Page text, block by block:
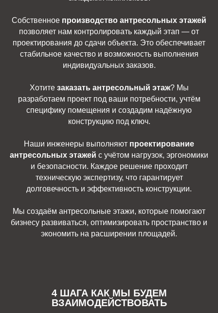
Собственное производство антресольных этажей
позволяет нам контролировать каждый этап — от
проектирования до сдачи объекта. Это обеспечивает
стабильное качество и возможность выполнения
индивидуальных заказов.
Хотите заказать антресольный этаж? Мы
разработаем проект под ваши потребности, учтём
специфику помещения и создадим надёжную
конструкцию под ключ.
Наши инженеры выполняют проектирование
антресольных этажей с учётом нагрузок, эргономики
и безопасности. Каждое решение проходит
техническую экспертизу, что гарантирует
долговечность и эффективность конструкции.
Мы создаём антресольные этажи, которые помогают
бизнесу развиваться, оптимизировать пространство и
экономить на расширении площадей.
4 ШАГА КАК МЫ БУДЕМ
ВЗАИМОДЕЙСТВОВАТЬ